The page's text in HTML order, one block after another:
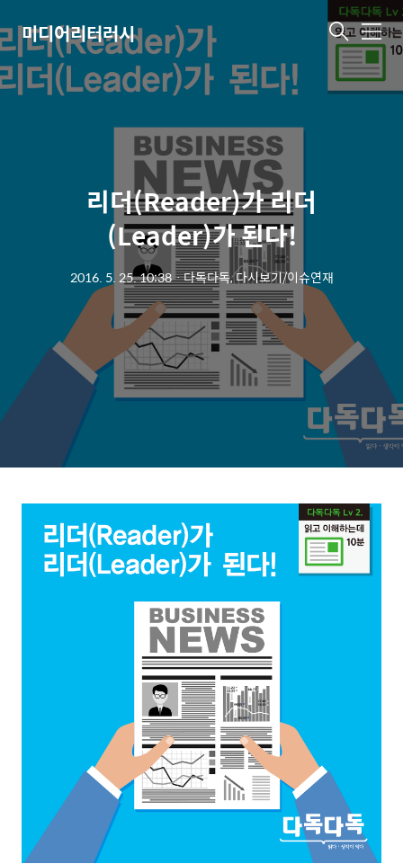
미디어리터러시 메
뉴
리더(Reader)가 리더
(Leader)가 된다!
2016. 5. 25. 10:38ㆍ다독다독, 다시보기/이슈연재